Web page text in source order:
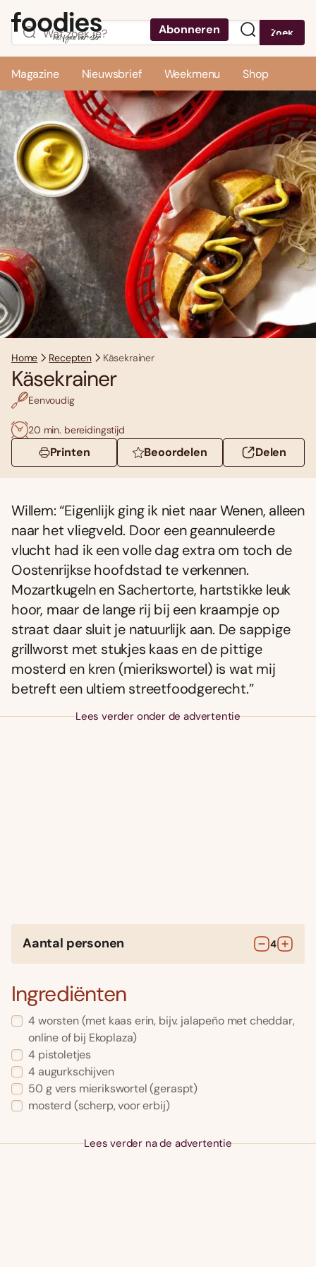
Abonneren Zoek
Magazine Nieuwsbrief Weekmenu Shop
Home Recepten Käsekrainer
Käsekrainer
Eenvoudig
20 min. bereidingstijd
Printen Beoordelen Delen
Willem: “Eigenlijk ging ik niet naar Wenen, alleen
naar het vliegveld. Door een geannuleerde
vlucht had ik een volle dag extra om toch de
Oostenrijkse hoofdstad te verkennen.
Mozartkugeln en Sachertorte, hartstikke leuk
hoor, maar de lange rij bij een kraampje op
straat daar sluit je natuurlijk aan. De sappige
grillworst met stukjes kaas en de pittige
mosterd en kren (mierikswortel) is wat mij
betreft een ultiem streetfoodgerecht.”
Lees verder onder de advertentie
Aantal personen 4
Ingrediënten
4worsten(met kaas erin, bijv. jalapeño met cheddar,
online of bij Ekoplaza)
4 pistoletjes
4 augurkschijven
50 g vers mierikswortel(geraspt)
mosterd (scherp, voor erbij)
Lees verder na de advertentie